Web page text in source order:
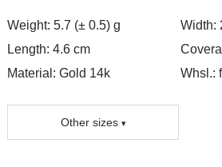
Weight: 5.7 (± 0.5) g Width:
Length: 4.6 cm
Material: Gold 14k
Whsl.:
Other sizes